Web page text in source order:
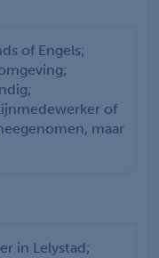
op de juiste
van orders en maak
in het magazijn
op tijd worden
ontvangen
tijd. Binnen deze
te ontwikkelen
of Engels;
of
maar
in Lelystad;